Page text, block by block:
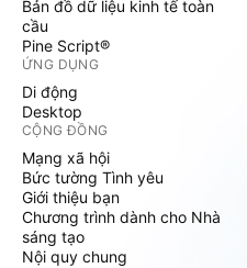
Bản đồ dữ liệu kinh tế toàn
cầu
Pine Script®
ỨNG DỤNG
Di động
Desktop
CỘNG ĐỒNG
Mạng xã hội
Bức tường Tình yêu
Giới thiệu bạn
Chương trình dành cho Nhà
sáng tạo
Nội quy chung